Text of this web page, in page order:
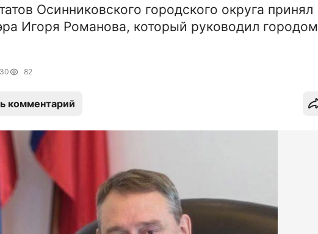
Осинниковского городского округа принял
Игоря Романова, который руководил городом
82
комментарий